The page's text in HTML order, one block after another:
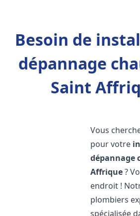
Besoin de
dépannage
Saint
Vous
pour votre
dépannage
Affrique?
endroit !
plombiers
spécialisée